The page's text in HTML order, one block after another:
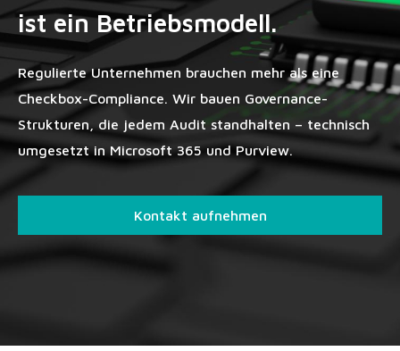
ist ein Betriebsmodell.
Regulierte Unternehmen brauchen mehr als eine
Checkbox-Compliance. Wir bauen Governance-
Strukturen, die jedem Audit standhalten – technisch
umgesetzt in Microsoft 365 und Purview.
Kontakt aufnehmen